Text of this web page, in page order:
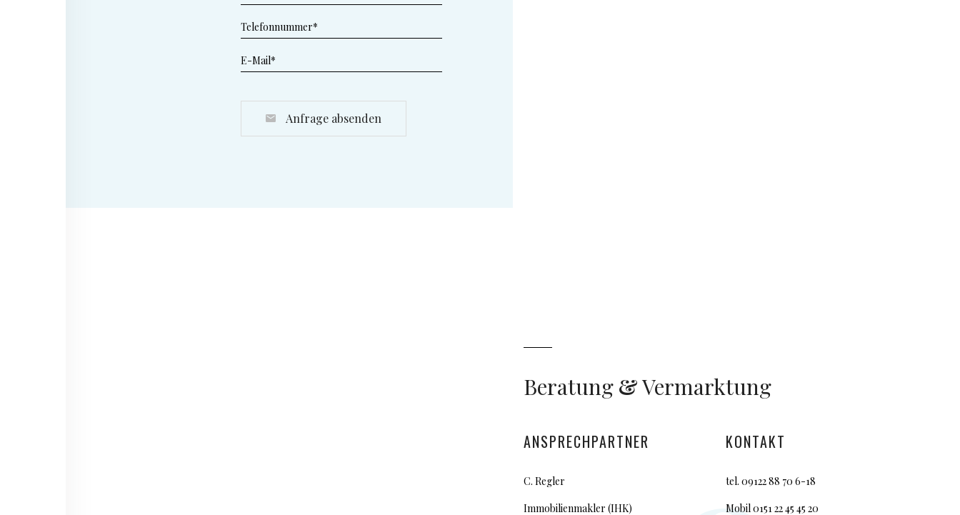
Anfrage absenden
Beratung &Vermarktung
ANSPRECHPARTNER
C. Regler
Immobilienmakler (IHK)
KONTAKT
tel. 09122 88 70 6-18
Mobil 0151 22 45 45 20